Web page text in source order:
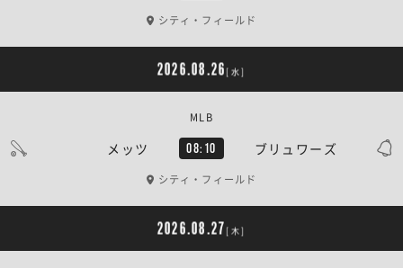
シティ・フィールド
2026.08.26 [水]
メッツ 08:10 ブリュワーズ
MLB
シティ・フィールド
2026.08.27 [木]